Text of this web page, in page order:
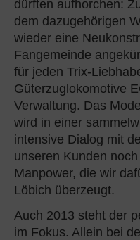
dürften aufhorchen:
dem dazugehörigen
wieder eine
Fangemeinde
für jeden Trix-
Güterzuglokomotive
Verwaltung. Das
wird in einer
intensive Dialog mit
unseren Kunden
Manpower, die wir
Löbich überzeugt.
Auch 2013 steht der
im Fokus. Allein bei